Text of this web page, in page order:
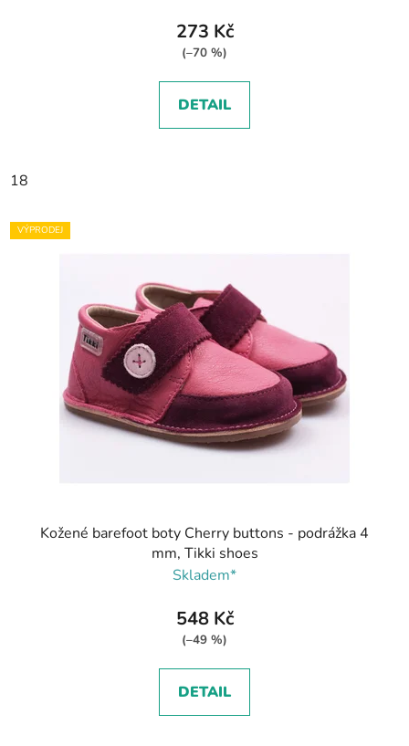
273 Kč
(–70 %)
DETAIL
18
VÝPRODEJ
Kožené barefoot boty Cherry buttons - podrážka 4
mm, Tikki shoes
Skladem*
548 Kč
(–49 %)
DETAIL